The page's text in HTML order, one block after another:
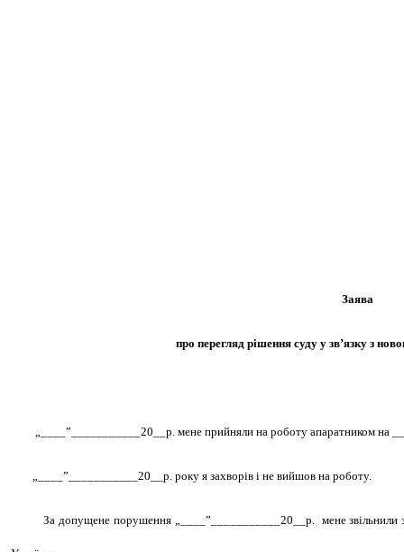
Заява
про перегляд рішення суду у зв’язку з
„____”___________20__р. мене прийняли на роботу апаратником на
„____”___________20__р. року я захворів і не вийшов на роботу.
За допущене порушення „____”___________20__р. мене